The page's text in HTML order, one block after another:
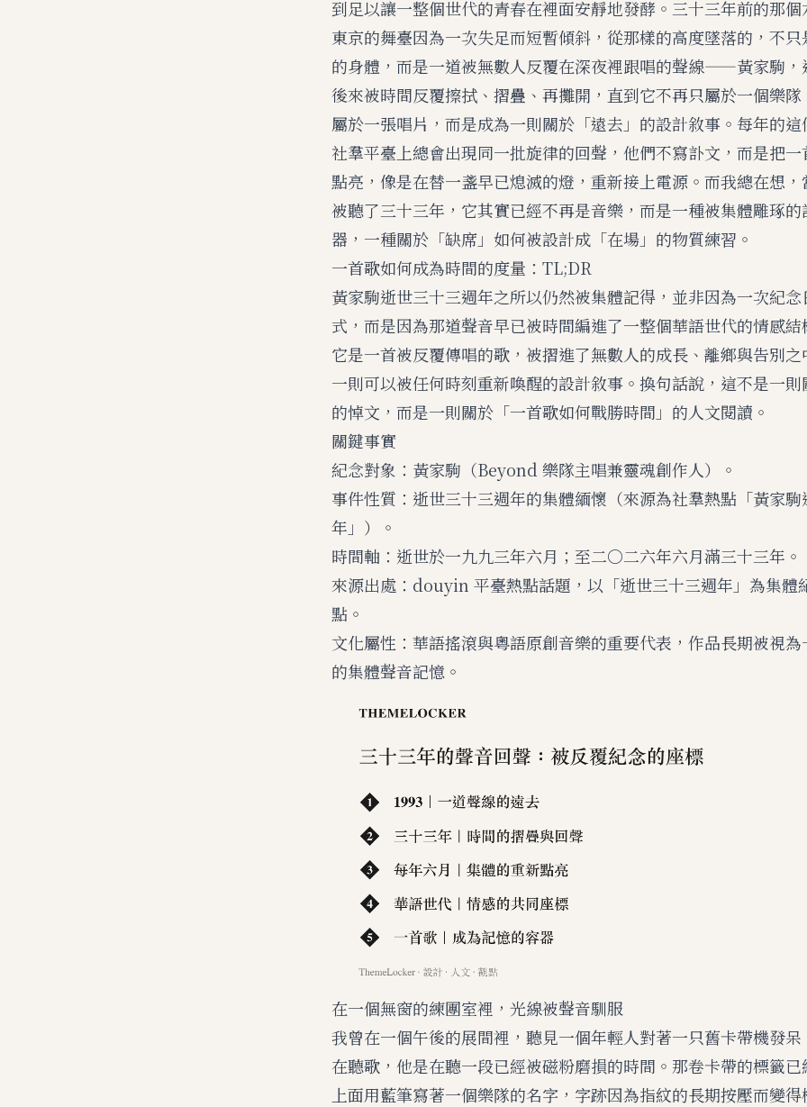
到足以讓一整個世代的青春在裡面安靜地發酵。三十三年前的那個
東京的舞臺因為一次失足而短暫傾斜，從那樣的高度墜落的，不只
的身體，而是一道被無數人反覆在深夜裡跟唱的聲線——黃家駒，
後來被時間反覆擦拭、摺疊、再攤開，直到它不再只屬於一個樂隊
屬於一張唱片，而是成為一則關於「遠去」的設計敘事。每年的這
社羣平臺上總會出現同一批旋律的回聲，他們不寫訃文，而是把一
點亮，像是在替一盞早已熄滅的燈，重新接上電源。而我總在想，
被聽了三十三年，它其實已經不再是音樂，而是一種被集體雕琢的
器，一種關於「缺席」如何被設計成「在場」的物質練習。
一首歌如何成為時間的度量：TL;DR
黃家駒逝世三十三週年之所以仍然被集體記得，並非因為一次紀念
式，而是因為那道聲音早已被時間編進了一整個華語世代的情感
它是一首被反覆傳唱的歌，被摺進了無數人的成長、離鄉與告別之
一則可以被任何時刻重新喚醒的設計敘事。換句話說，這不是一則
的悼文，而是一則關於「一首歌如何戰勝時間」的人文閱讀。
關鍵事實
紀念對象：黃家駒（Beyond 樂隊主唱兼靈魂創作人）。
事件性質：逝世三十三週年的集體緬懷（來源為社羣熱點「黃家駒
年」）。
時間軸：逝世於一九九三年六月；至二〇二六年六月滿三十三年。
來源出處：douyin 平臺熱點話題，以「逝世三十三週年」為集體
點。
文化屬性：華語搖滾與粵語原創音樂的重要代表，作品長期被視
的集體聲音記憶。
在一個無窗的練團室裡，光線被聲音馴服
我曾在一個午後的展間裡，聽見一個年輕人對著一只舊卡帶機發呆
在聽歌，他是在聽一段已經被磁粉磨損的時間。那卷卡帶的標籤已
上面用藍筆寫著一個樂隊的名字，字跡因為指紋的長期按壓而變